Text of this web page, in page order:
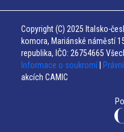
Copyright (C) 2025 Italsko-
komora, Mariánské náměstí
republika, IČO: 26754665
Informace o soukromí
akcích CAMIC